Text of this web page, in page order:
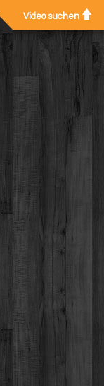
Video suchen